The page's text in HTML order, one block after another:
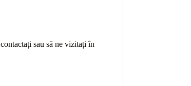
sau să ne vizitați în